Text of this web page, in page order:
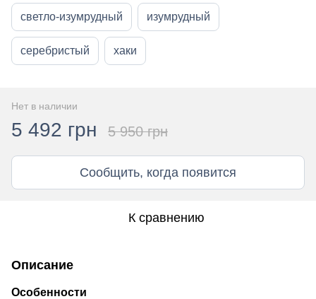
светло-изумрудный изумрудный
серебристый хаки
Нет в наличии
5 492 грн 5 950 грн
Сообщить, когда появится
К сравнению
Описание
Особенности